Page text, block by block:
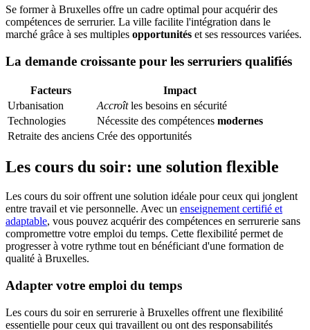
Se former à Bruxelles offre un cadre optimal pour acquérir des
compétences de serrurier. La ville facilite l'intégration dans le
marché grâce à ses multiples opportunités et ses ressources variées.
La demande croissante pour les serruriers qualifiés
Facteurs
Impact
Urbanisation
Accroîtles besoins en sécurité
Technologies
Nécessite des compétences modernes
Retraite des anciens Crée des opportunités
Les cours du soir: une solution flexible
Les cours du soir offrent une solution idéale pour ceux qui jonglent
entre travail et vie personnelle. Avec un enseignement certifié et
adaptable, vous pouvez acquérir des compétences en serrurerie sans
compromettre votre emploi du temps. Cette flexibilité permet de
progresser à votre rythme tout en bénéficiant d'une formation de
qualité à Bruxelles.
Adapter votre emploi du temps
Les cours du soir en serrurerie à Bruxelles offrent une flexibilité
essentielle pour ceux qui travaillent ou ont des responsabilités